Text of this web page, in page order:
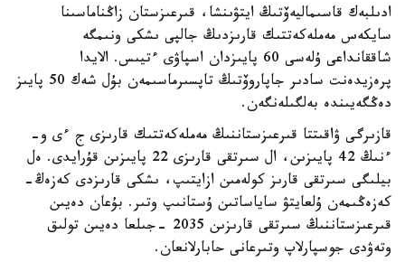
ادىلبەك قاسىماليەۆتىڭ ايتۋىنشا، قىرعىزستان زاڭناماسىنا
سايكەس مەملەكەتتىك قارىزدىڭ جالپى ىشكى ونىمگە
شاققانداعى ۇلەسى 60 پايىزدان اسپاۋى ءتيىس. الايدا
پرەزيدەنت سادىر جاپاروۆتىڭ تاپسىرماسىمەن بۇل شەك 50 پايىز
دەڭگەيىندە بەلگىلەنگەن.
قازىرگى ۋاقىتتا قىرعىزستاننىڭ مەملەكەتتىك قارىزى ج ءى و-
ءنىڭ 42 پايىزىن، ال سىرتقى قارىزى 22 پايىزىن قۇرايدى. ەل
بيلىگى سىرتقى قارىز كولەمىن ازايتىپ، ىشكى قارىزدى كەزەڭ-
كەزەڭىمەن ۇلعايتۋ ساياساتىن ۇستانىپ وتىر. بۇعان دەيىن
قىرعىزستاننىڭ سىرتقى قارىزىن 2035 -جىلعا دەيىن تولىق
وتەۋدى جوسپارلاپ وتىرعانى حابارلانعان.